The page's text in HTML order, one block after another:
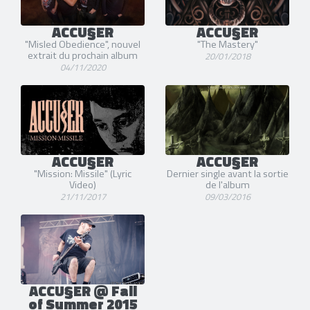
ACCU§ER
"Misled Obedience", nouvel
extrait du prochain album
04/11/2020
ACCU§ER
"The Mastery"
20/01/2018
ACCU§ER
"Mission: Missile" (Lyric
Video)
21/11/2017
ACCU§ER
Dernier single avant la sortie
de l'album
09/03/2016
ACCU§ER @ Fall
of Summer 2015